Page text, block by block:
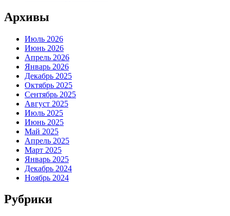
Архивы
Июль 2026
Июнь 2026
Апрель 2026
Январь 2026
Декабрь 2025
Октябрь 2025
Сентябрь 2025
Август 2025
Июль 2025
Июнь 2025
Май 2025
Апрель 2025
Март 2025
Январь 2025
Декабрь 2024
Ноябрь 2024
Рубрики